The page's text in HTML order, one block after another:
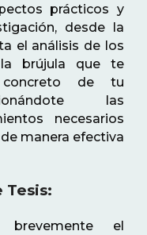
prácticos y
desde la
el análisis de los
la brújula que te
de tu
las
necesarios
manera efectiva
Tesis:
brevemente el